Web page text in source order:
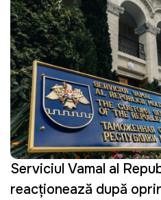
Serviciul Vamal al
reacționează după